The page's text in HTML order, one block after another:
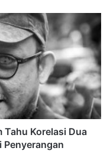
Tahu Korelasi Dua
Penyerangan